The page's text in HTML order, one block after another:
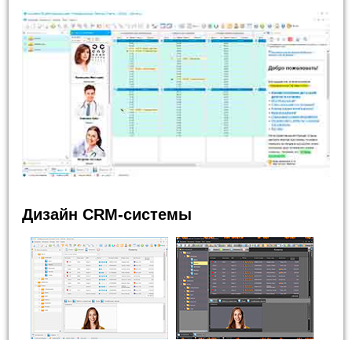
Дизайн CRM-системы